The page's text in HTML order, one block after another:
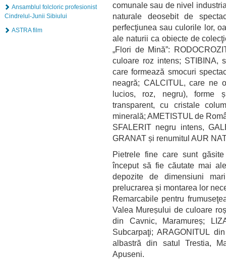
Ansamblul folcloric profesionist
Cindrelul-Junii Sibiului
ASTRA film
comunale sau de nivel
naturale deosebit de
perfecţiunea sau culorile lor,
ale naturii ca obiecte de
„Flori de Mină”:
culoare roz intens; STIBINA,
care formează smocuri
neagră; CALCITUL, care ne
lucios, roz, negru), forme
transparent, cu cristale
minerală; AMETISTUL de
SFALERIT negru intens,
GRANAT și renumitul AUR
Pietrele fine care sunt
început să fie căutate mai
depozite de dimensiuni
prelucrarea și montarea lor
Remarcabile pentru
Valea Mureșului de culoare
din Cavnic, Maramureș;
Subcarpaţi; ARAGONITUL
albastră din satul Trestia,
Apuseni.